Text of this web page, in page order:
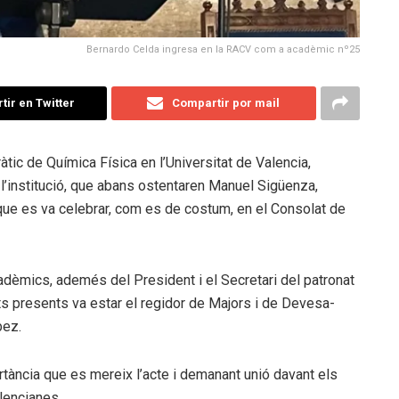
Bernardo Celda ingresa en la RACV com a acadèmic nº25
en Twitter Compartir por mail
de Química Física en l’Universitat de Valencia,
que abans ostentaren Manuel Sigüenza,
es va celebrar, com es de costum, en el Consolat de
ademés del President i el Secretari del patronat
presents va estar el regidor de Majors i de Devesa-
que es mereix l’acte i demanant unió davant els